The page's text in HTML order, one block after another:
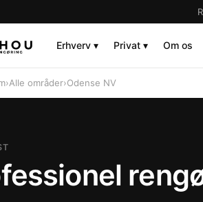
Erhverv ▾ Privat ▾ Om os
›Alle områder›Odense NV